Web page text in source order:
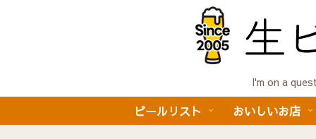
I'm on a
ビールリスト おいしいお店